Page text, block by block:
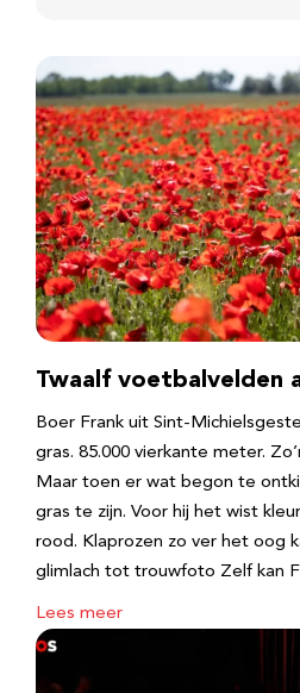
Twaalf voetbalvelden
Boer Frank uit Sint-
gras. 85.000 vierkante meter.
Maar toen er wat begon te
gras te zijn. Voor hij het wist
rood. Klaprozen zo ver het oog
glimlach tot trouwfoto Zelf kan
Lees meer